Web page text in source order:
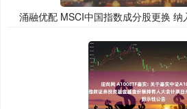
涌融优配 MSCI中国指数成分股更换